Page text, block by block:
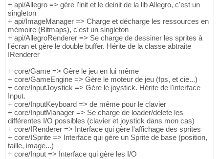
+ api/Allegro => gère l'init et le deinit de la lib Allegro, c'est un
singleton
+ api/ImageManager => Charge et décharge les ressources en
mémoire (Bitmaps), c'est un singleton
+ api/AllegroRenderer => Se charge de dessiner les sprites à
l'écran et gère le double buffer. Hérite de la classe abtraite
IRenderer
+ core/Game => Gère le jeu en lui même
+ core/GameEngine => Gère le moteur de jeu (fps, et cie...)
+ core/InputJoystick => Gère le joystick. Hérite de l'interface
Input.
+ core/InputKeyboard => de même pour le clavier
+ core/InputManager => Se charge de loader/delete les
différentes I/O possibles (clavier et joystick dans mon cas)
+ core/IRenderer => Interface qui gère l'affichage des sprites
+ core/ISprite => Interface qui gère un Sprite de base (position,
taille, image...)
+ core/Input => Interface qui gère les I/O